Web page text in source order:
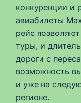
конкуренции и
авиабилеты
рейс
туры, и
дороги с
возможность
и уже на
регионе.